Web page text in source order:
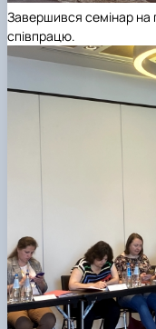
Завершився семінар на
співпрацю.